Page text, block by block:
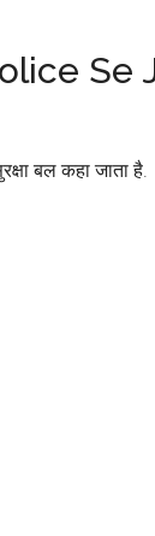
Se
बल कहा जाता है.